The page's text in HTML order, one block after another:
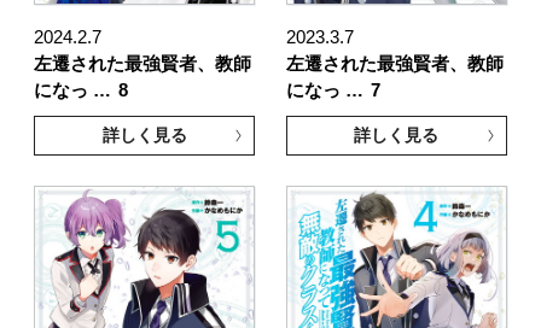
2024.2.7
左遷された最強賢者、教師
になっ … 8
詳しく見る
2023.3.7
左遷された最強賢者、教師
になっ … 7
詳しく見る